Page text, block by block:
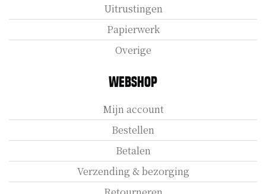
Uitrustingen
Papierwerk
Overige
Webshop
Mijn account
Bestellen
Betalen
Verzending & bezorging